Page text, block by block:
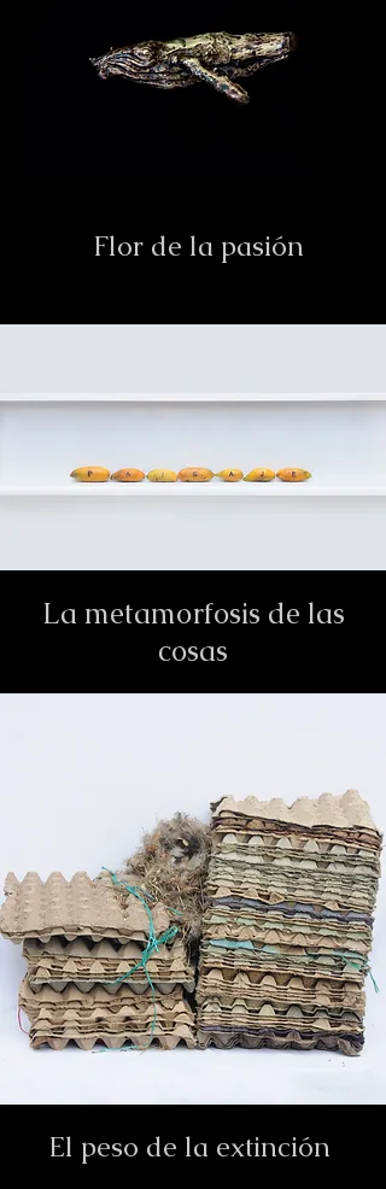
Flor de la pasión
La metamorfosis de las
cosas
El peso de la extinción